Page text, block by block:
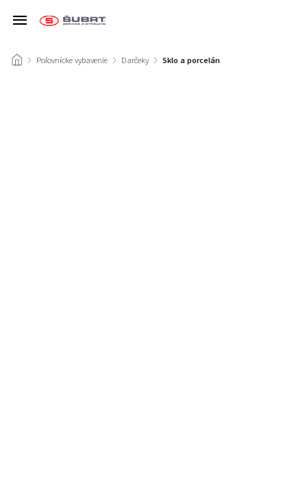
/ Poľovnícke vybavenie / Darčeky / Sklo a porcelán